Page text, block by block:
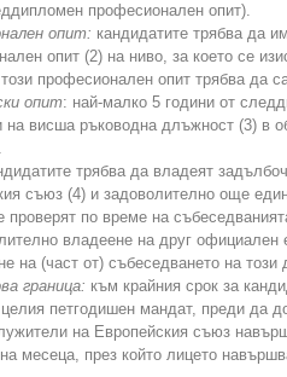
професионален опит).
опит: кандидатите трябва да
опит (2) на ниво, за което се
този професионален опит трябва да
опит: най-малко 5 години от
на висша ръководна длъжност (3) в
трябва да владеят
съюз (4) и задоволително още
проверят по време на
владеене на друг
на (част от) събеседването на този
граница: към крайния срок за
петгодишен мандат, преди да
на Европейския съюз
месеца, през който лицето